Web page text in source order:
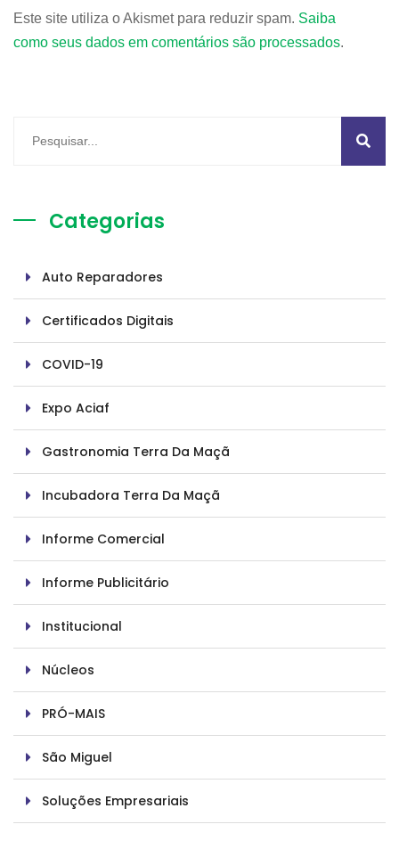
Este site utiliza o Akismet para reduzir spam. Saiba
como seus dados em comentários são processados.
Categorias
Auto Reparadores
Certificados Digitais
COVID-19
Expo Aciaf
Gastronomia Terra Da Maçã
Incubadora Terra Da Maçã
Informe Comercial
Informe Publicitário
Institucional
Núcleos
PRÓ-MAIS
São Miguel
Soluções Empresariais